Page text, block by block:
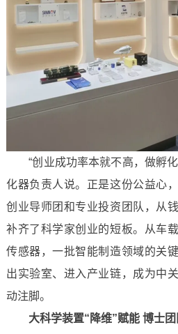
“创业成功率本就不高，做孵化
化器负责人说。正是这份公益心
创业导师团和专业投资团队，从
补齐了科学家创业的短板。从车
传感器，一批智能制造领域的关
出实验室、进入产业链，成为中
动注脚。
大科学装置“降维”赋能 博士